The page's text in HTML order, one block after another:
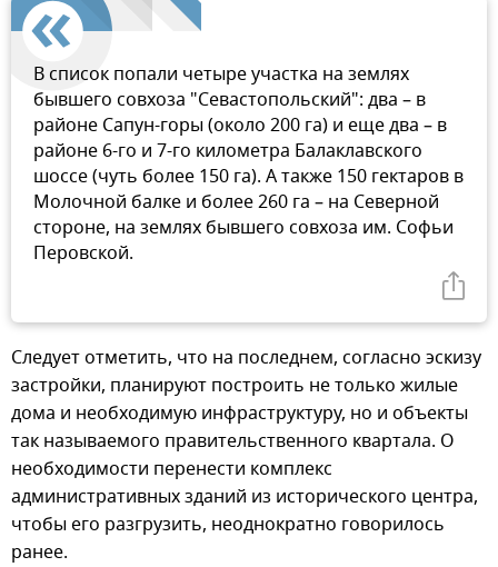
В список попали четыре участка на землях
бывшего совхоза "Севастопольский": два – в
районе Сапун-горы (около 200 га) и еще два – в
районе 6-го и 7-го километра Балаклавского
шоссе (чуть более 150 га). А также 150 гектаров в
Молочной балке и более 260 га – на Северной
стороне, на землях бывшего совхоза им. Софьи
Перовской.
Следует отметить, что на последнем, согласно эскизу
застройки, планируют построить не только жилые
дома и необходимую инфраструктуру, но и объекты
так называемого правительственного квартала. О
необходимости перенести комплекс
административных зданий из исторического центра,
чтобы его разгрузить, неоднократно говорилось
ранее.